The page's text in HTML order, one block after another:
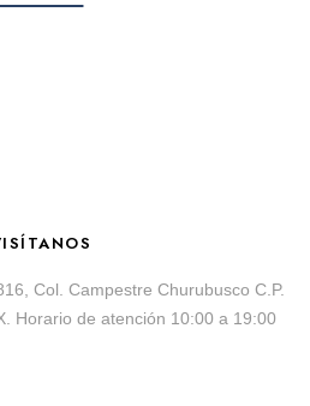
Col. Campestre Churubusco C.P.
Horario de atención 10:00 a 19:00